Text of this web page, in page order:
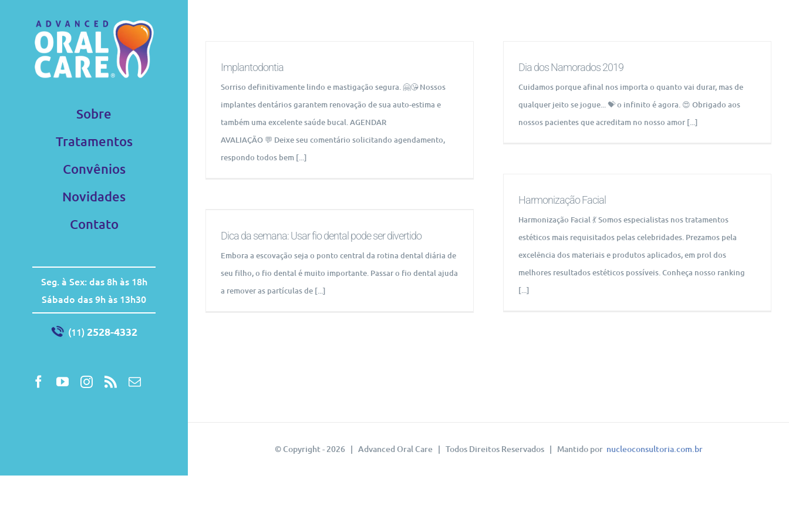
Sobre
Tratamentos
Convênios
Novidades
Contato
Seg. à Sex: das 8h às 18h
Sábado das 9h às 13h30
(11) 2528-4332
Facebook
YouTubeInstagram
Rss E-
Implantodontia
Sorriso definitivamente lindo e mastigação segura. 🤗😘 Nossos
implantes dentários garantem renovação de sua auto-estima e
também uma excelente saúde bucal. AGENDAR
AVALIAÇÃO 💬 Deixe seu comentário solicitando agendamento,
respondo todos bem [...]
Dia dos Namorados 2019
Cuidamos porque afinal nos importa o quanto vai durar, mas de
qualquer jeito se jogue... 💝 o infinito é agora. 😍 Obrigado aos
nossos pacientes que acreditam no nosso amor [...]
Harmonização Facial
Harmonização Facial 💃 Somos especialistas nos tratamentos
estéticos mais requisitados pelas celebridades. Prezamos pela
excelência dos materiais e produtos aplicados, em prol dos
melhores resultados estéticos possíveis. Conheça nosso ranking
[...]
Dica da semana: Usar fio dental pode ser divertido
Embora a escovação seja o ponto central da rotina dental diária de
seu filho, o fio dental é muito importante. Passar o fio dental ajuda
a remover as partículas de [...]
© Copyright - 2026 | Advanced Oral Care | Todos Direitos Reservados | Mantido por nucleoconsultoria.com.br